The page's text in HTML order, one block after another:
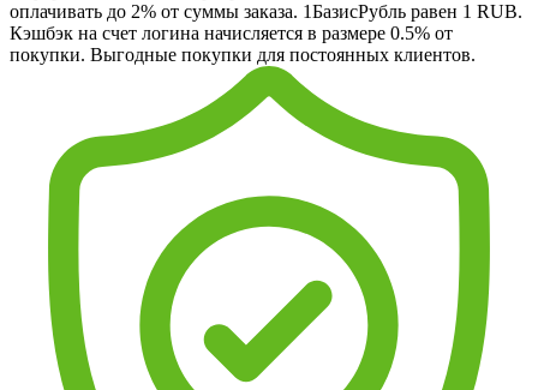
оплачивать до 2% от суммы заказа. 1БазисРубль равен 1 RUB.
Кэшбэк на счет логина начисляется в размере 0.5% от
покупки. Выгодные покупки для постоянных клиентов.